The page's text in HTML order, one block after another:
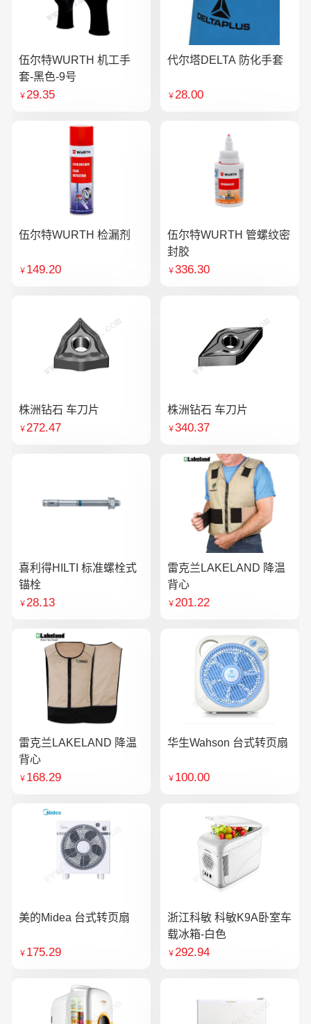
伍尔特WURTH 机工手
套-黑色-9号
￥29.35
代尔塔DELTA 防化手套
￥28.00
伍尔特WURTH 检漏剂
￥ 149.20
伍尔特WURTH 管螺纹密
封胶
￥336.30
株洲钻石 车刀片
￥272.47
株洲钻石 车刀片
￥340.37
喜利得HILTI 标准螺栓式
锚栓
￥28.13
雷克兰LAKELAND 降温
背心
￥201.22
雷克兰LAKELAND 降温
背心
￥ 168.29
华生Wahson 台式转页扇
￥ 100.00
美的Midea 台式转页扇
￥ 175.29
浙江科敏 科敏K9A卧室车
载冰箱-白色
￥292.94